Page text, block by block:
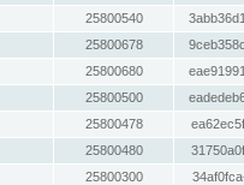
25800540
25800678
25800680
25800500
25800478
25800480
25800300